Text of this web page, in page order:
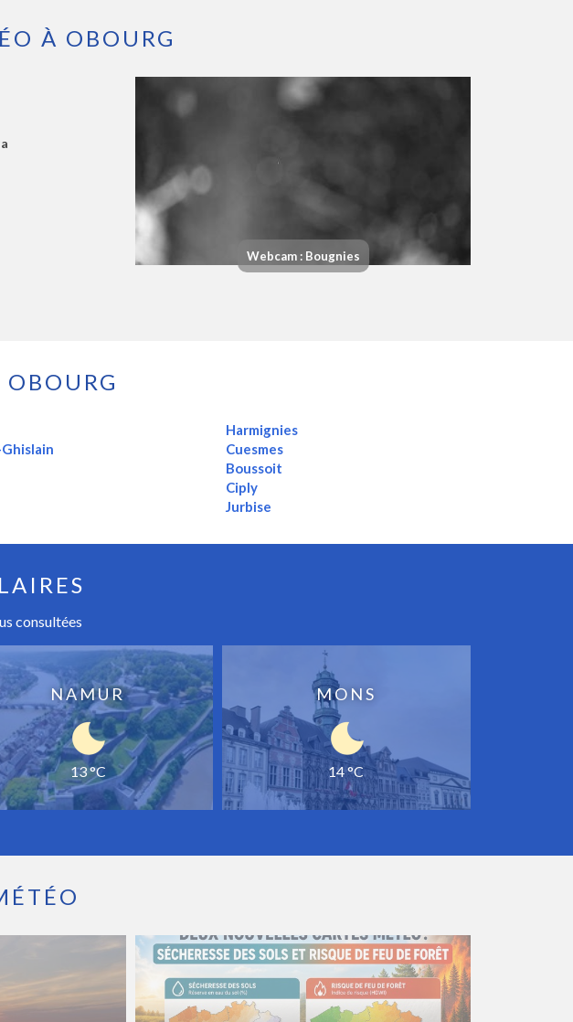
À OBOURG
Webcam : Bougnies
Harmignies
Cuesmes
Boussoit
Ciply
Jurbise
consultées
NAMUR
13 °C
MONS
14 °C